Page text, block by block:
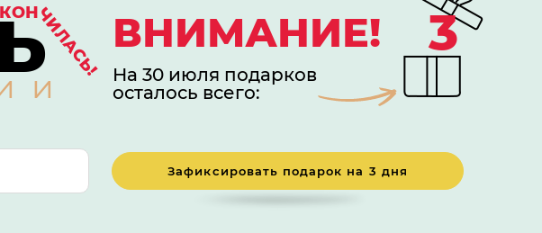
ЧИЛАСЬ! ВНИМАНИЕ!
На 30 июля подарков
осталось всего:
3
Зафиксировать подарок на 3 дня